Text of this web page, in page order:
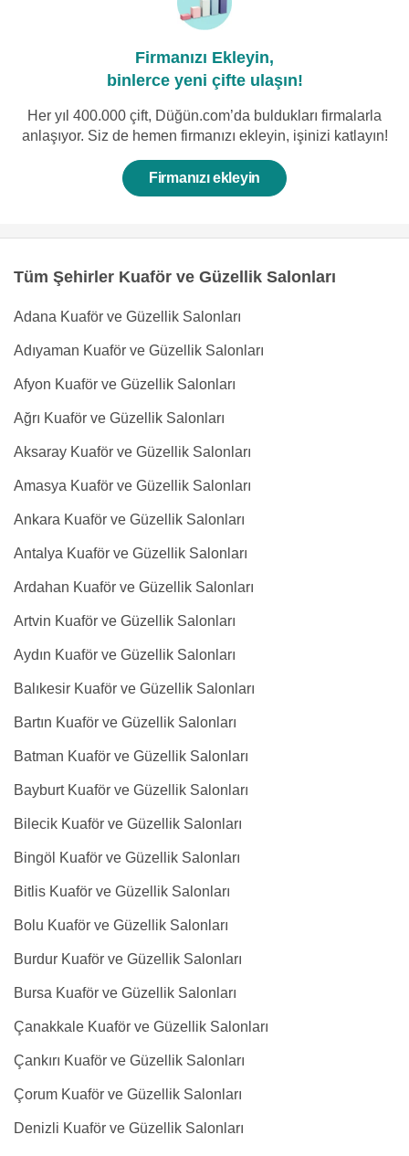
Firmanızı Ekleyin,
binlerce yeni çifte ulaşın!
Her yıl 400.000 çift, Düğün.com’da buldukları firmalarla
anlaşıyor. Siz de hemen firmanızı ekleyin, işinizi katlayın!
Firmanızı ekleyin
Tüm Şehirler Kuaför ve Güzellik Salonları
Adana Kuaför ve Güzellik Salonları
Adıyaman Kuaför ve Güzellik Salonları
Afyon Kuaför ve Güzellik Salonları
Ağrı Kuaför ve Güzellik Salonları
Aksaray Kuaför ve Güzellik Salonları
Amasya Kuaför ve Güzellik Salonları
Ankara Kuaför ve Güzellik Salonları
Antalya Kuaför ve Güzellik Salonları
Ardahan Kuaför ve Güzellik Salonları
Artvin Kuaför ve Güzellik Salonları
Aydın Kuaför ve Güzellik Salonları
Balıkesir Kuaför ve Güzellik Salonları
Bartın Kuaför ve Güzellik Salonları
Batman Kuaför ve Güzellik Salonları
Bayburt Kuaför ve Güzellik Salonları
Bilecik Kuaför ve Güzellik Salonları
Bingöl Kuaför ve Güzellik Salonları
Bitlis Kuaför ve Güzellik Salonları
Bolu Kuaför ve Güzellik Salonları
Burdur Kuaför ve Güzellik Salonları
Bursa Kuaför ve Güzellik Salonları
Çanakkale Kuaför ve Güzellik Salonları
Çankırı Kuaför ve Güzellik Salonları
Çorum Kuaför ve Güzellik Salonları
Denizli Kuaför ve Güzellik Salonları